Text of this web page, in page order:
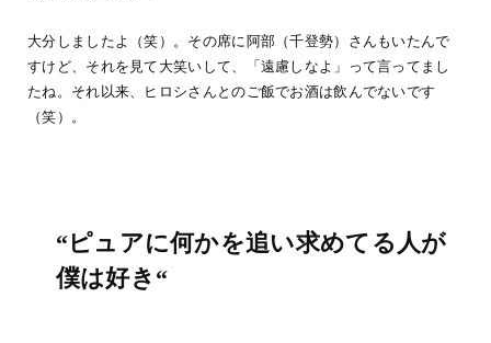
大分しましたよ（笑）。その席に阿部（千登勢）さんもいたんで
すけど、それを見て大笑いして、「遠慮しなよ」って言ってまし
たね。それ以来、ヒロシさんとのご飯でお酒は飲んでないです
（笑）。
“ピュアに何かを追い求めてる人が
僕は好き“